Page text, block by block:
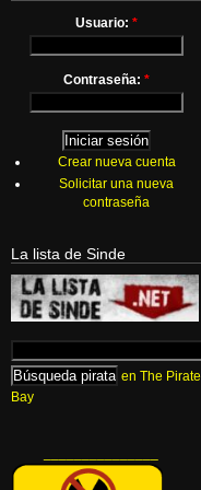
Usuario: *
Contraseña: *
Crear nueva cuenta
Solicitar una nueva
contraseña
La lista de Sinde
en The Pirate
Bay